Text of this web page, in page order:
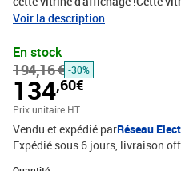
d’un joint d’étanchéité spécial
60529).Sa façade est en verre de
d'un solide cadre en aluminium à
mm d’épaisseur. Sa serrure est
optimale. Son fond est
battante est livrée définitivement
droite. Pour une fixation murale
rail en métal et la visserie sont
Voir la description
En stock
194,16 € -30%
134,60€
Prix unitaire HT
Vendu et expédié parRéseau
Expédié sous 6 jours livraison